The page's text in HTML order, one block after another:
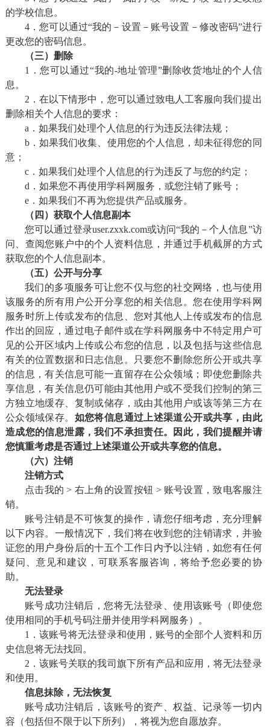
的学校信息。
4．您可以通过“我的－设置－账号设置－修改密码”进行
更改您的密码信息。
（三）删除
1．您可以通过“我的-地址管理”删除收货地址的个人信
息。
2．在以下情形中，您可以通过致电人工客服向我们提出
删除相关个人信息的要求：
a．如果我们处理个人信息的行为违反法律法规；
b．如果我们收集、使用您的个人信息，却未征得您的同
意；
c．如果我们处理个人信息的行为违反了与您的约定；
d．如果您不再使用学科网服务，或您注销了账号；
e．如果我们不再为您提供产品或服务。
（四）获取个人信息副本
您可以通过登录user.zxxk.com或访问“我的－个人信息”访
问、查阅您账户中的个人资料信息，并通过手机截屏的方式
获取您的个人信息副本。
（五）公开与分享
我们的多项服务可让您不仅与您的社交网络，也与使用
该服务的所有用户公开分享您的相关信息。您在使用学科网
服务时所上传或发布的信息、您对其他人上传或发布的信息
作出的回应，通过电子邮件或在学科网服务中不特定用户可
见的公开区域内上传或公布您的信息，以及包括与这些信息
有关的位置数据和日志信息。只要您不删除您所公开或共享
的信息，有关信息可能一直留存在公众领域；即使您删除共
享信息，有关信息仍可能由其他用户或不受我们控制的第三
方独立地缓存、复制或储存，或由其他用户或该等第三方在
公众领域保存。 如您将信息通过上述渠道公开或共享，由此
造成您的信息泄露，我们不承担责任。因此，我们提醒并请
您慎重考虑是否通过上述渠道公开或共享您的信息。
（六）注销
注销方式
点击我的 > 右上角的设置按钮 > 账号设置，致电客服注
销。
账号注销是不可恢复的操作，请您仔细考虑，充分理解
以下内容。一般情况下，我们将在收到您的注销请求，并验
证您的用户身份后的十五个工作日内予以注销，如您有任何
疑问、意见和建议，可联系客服咨询，将给予您必要的协
助。
无法登录
账号成功注销后，您将无法登录、使用该账号（即使您
使用相同的手机号码注册并使用学科网服务）。
1．该账号将无法登录和使用，账号的全部个人资料和历
史信息将无法找回。
2．该账号关联的我司旗下所有产品和应用，将无法登录
和使用。
信息抹除，无法恢复
账号成功注销后，该账号的资产、权益、记录等一切内
容（包括但不限于以下所列），将视为您自愿放弃。